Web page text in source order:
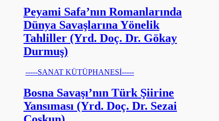
Peyami Safa’nın Romanlarında
Dünya Savaşlarına Yönelik
Tahliller (Yrd. Doç. Dr. Gökay
Durmuş)
-----SANAT KÜTÜPHANESİ-----
Bosna Savaşı’nın Türk Şiirine
Yansıması (Yrd. Doç. Dr. Sezai